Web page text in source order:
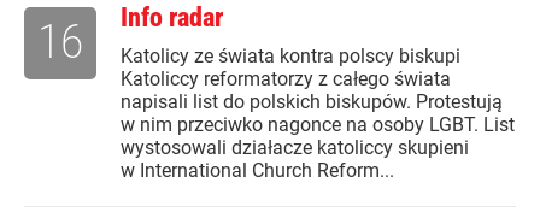
Info radar
Katolicy ze świata kontra polscy biskupi
Katoliccy reformatorzy z całego świata
napisali list do polskich biskupów. Protestują
w nim przeciwko nagonce na osoby LGBT. List
wystosowali działacze katoliccy skupieni
w International Church Reform...
16